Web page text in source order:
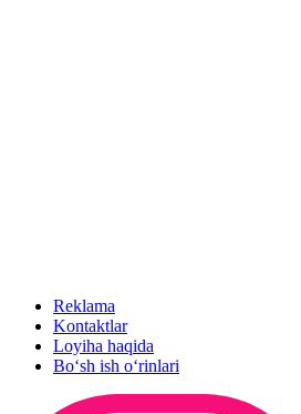
Reklama
Kontaktlar
Loyiha haqida
Bo‘sh ish o‘rinlari